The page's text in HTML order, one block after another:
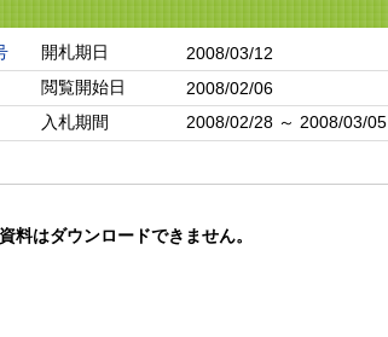
開札期日
2008/03/12
閲覧開始日
2008/02/06
入札期間
2008/02/28 ～ 2008/03/05
料はダウンロードできません。